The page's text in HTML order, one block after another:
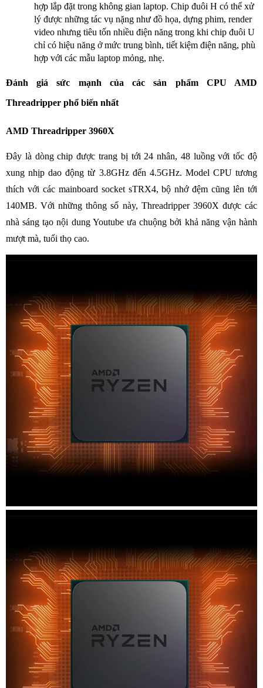
hợp lắp đặt trong không gian laptop. Chip đuôi H có thể xử
lý được những tác vụ nặng như đồ họa, dựng phim, render
video nhưng tiêu tốn nhiều điện năng trong khi chip đuôi U
chỉ có hiệu năng ở mức trung bình, tiết kiệm điện năng, phù
hợp với các mẫu laptop mỏng, nhẹ.
Đánh giá sức mạnh của các sản phẩm CPU AMD
Threadripper phổ biến nhất
AMD Threadripper 3960X
Đây là dòng chip được trang bị tới 24 nhân, 48 luồng với tốc độ
xung nhịp dao động từ 3.8GHz đến 4.5GHz. Model CPU tương
thích với các mainboard socket sTRX4, bộ nhớ đệm cũng lên tới
140MB. Với những thông số này, Threadripper 3960X được các
nhà sáng tạo nội dung Youtube ưa chuộng bởi khả năng vận hành
mượt mà, tuổi thọ cao.